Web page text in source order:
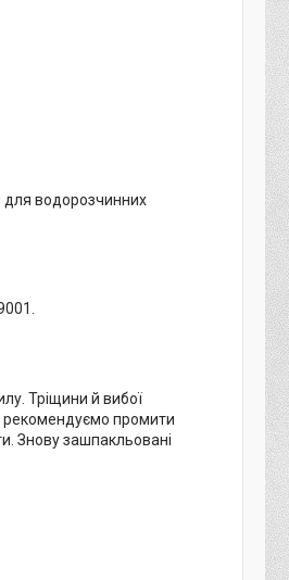
для водорозчинних
Тріщини й вибої
рекомендуємо промити
Знову зашпакльовані